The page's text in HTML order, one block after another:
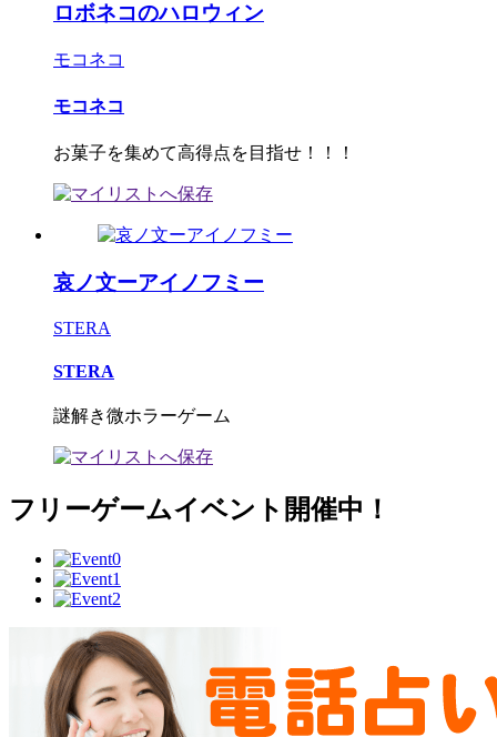
ロボネコのハロウィン
モコネコ
モコネコ
お菓子を集めて高得点を目指せ！！！
哀ノ文ーアイノフミー
STERA
STERA
謎解き微ホラーゲーム
フリーゲームイベント開催中！